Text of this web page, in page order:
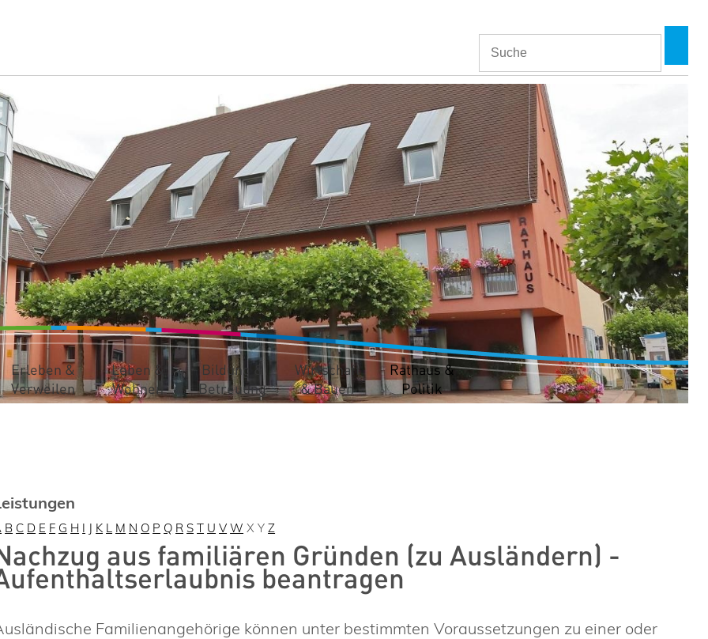
Erleben &
Verweilen
Leben &
Wohnen
Bildung &
Betreuung
Wirtschaft
& Bauen
Rathaus &
Politik
B C D E F G H I J K L M N O P Q R S T U V W X Y Z
aus familiären Gründen (zu Ausländern) -
beantragen
Familienangehörige können unter bestimmten Voraussetzungen zu einer oder